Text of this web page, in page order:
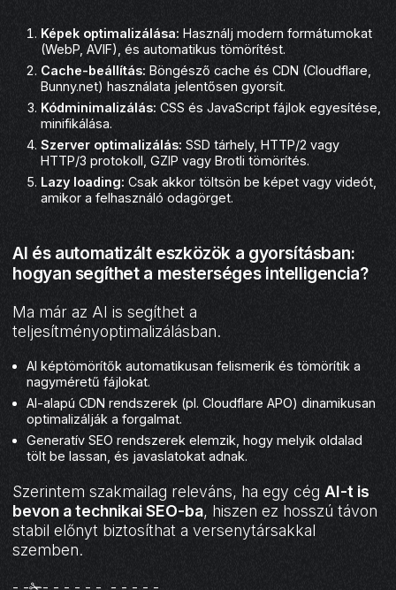
Képek optimalizálása: Használj modern formátumokat
(WebP, AVIF), és automatikus tömörítést.
Cache-beállítás: Böngésző cache és CDN (Cloudflare,
Bunny.net) használata jelentősen gyorsít.
Kódminimalizálás: CSS és JavaScript fájlok egyesítése,
minifikálása.
Szerver optimalizálás: SSD tárhely, HTTP/2 vagy
HTTP/3 protokoll, GZIP vagy Brotli tömörítés.
Lazy loading: Csak akkor töltsön be képet vagy videót,
amikor a felhasználó odagörget.
AI és automatizált eszközök a gyorsításban:
hogyan segíthet a mesterséges intelligencia?
Ma már az AI is segíthet a
teljesítményoptimalizálásban.
AI képtömörítők automatikusan felismerik és tömörítik a
nagyméretű fájlokat.
AI-alapú CDN rendszerek (pl. Cloudflare APO) dinamikusan
optimalizálják a forgalmat.
Generatív SEO rendszerek elemzik, hogy melyik oldalad
tölt be lassan, és javaslatokat adnak.
Szerintem szakmailag releváns, ha egy cég AI-t is
bevon a technikai SEO-ba, hiszen ez hosszú távon
stabil előnyt biztosíthat a versenytársakkal
szemben.